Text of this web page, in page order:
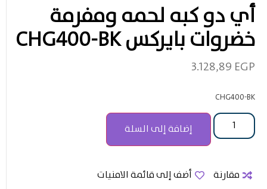
أي دو كبه لحمه ومفرمة
خضروات بايركس CHG400-BK
3.128,89 EGP
CHG400-BK
إضافة إلى السلة
مقارنة
أضف إلى قائمة الامنيات